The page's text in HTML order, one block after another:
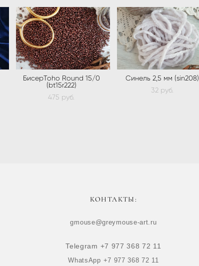
БисерToho Round 15/0
(bt15r222)
475 pуб.
Синель 2,5 мм (sin208)
32 pуб.
КОНТАКТЫ:
gmouse@greymouse-art.ru
Telegram +7 977 368 72 11
WhatsApp +7 977 368 72 11